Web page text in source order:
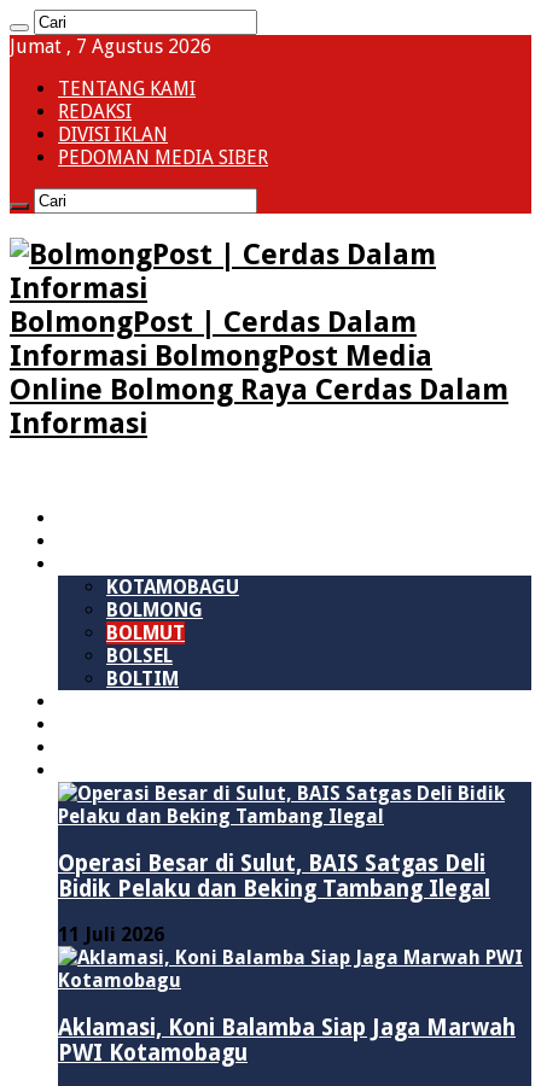
Jumat , 7 Agustus 2026
TENTANG KAMI
REDAKSI
DIVISI IKLAN
PEDOMAN MEDIA SIBER
BolmongPost | Cerdas Dalam
Informasi BolmongPost Media
Online Bolmong Raya Cerdas Dalam
Informasi
KOTAMOBAGU
BOLMONG
BOLMUT
BOLSEL
BOLTIM
Operasi Besar di Sulut, BAIS Satgas Deli
Bidik Pelaku dan Beking Tambang Ilegal
11 Juli 2026
Aklamasi, Koni Balamba Siap Jaga Marwah
PWI Kotamobagu